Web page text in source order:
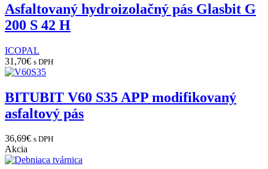
Asfaltovaný hydroizolačný pás Glasbit G
200 S 42 H
ICOPAL
31,70€ s DPH
BITUBIT V60 S35 APP modifikovaný
asfaltový pás
36,69€ s DPH
Akcia